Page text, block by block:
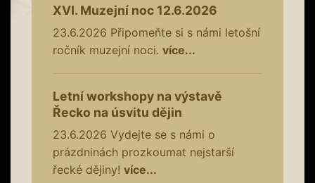
XVI. Muzejní noc 12.6.2026
23.6.2026 Připomeňte si s námi letošní
ročník muzejní noci. více...
Letní workshopy na výstavě
Řecko na úsvitu dějin
23.6.2026 Vydejte se s námi o
prázdninách prozkoumat nejstarší
řecké dějiny! více...